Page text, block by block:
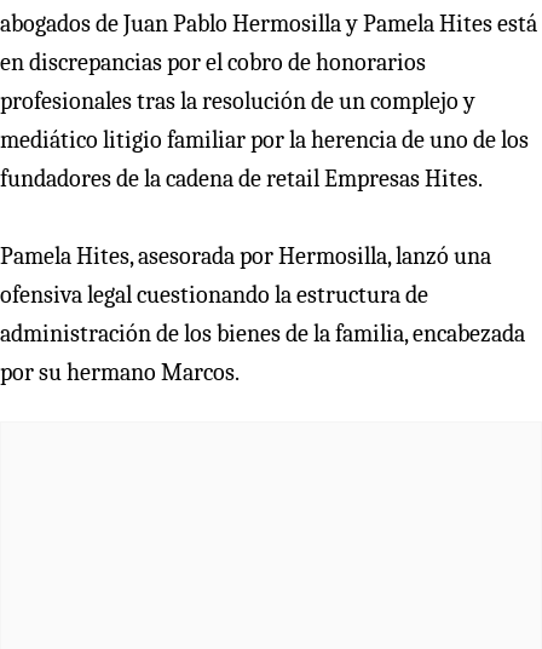
abogados de Juan Pablo Hermosilla y Pamela Hites está
en discrepancias por el cobro de honorarios
profesionales tras la resolución de un complejo y
mediático litigio familiar por la herencia de uno de los
fundadores de la cadena de retail Empresas Hites.
Pamela Hites, asesorada por Hermosilla, lanzó una
ofensiva legal cuestionando la estructura de
administración de los bienes de la familia, encabezada
por su hermano Marcos.